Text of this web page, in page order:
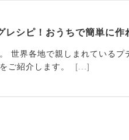
レシピ！おうちで簡単に作
世界各地で親しまれている
ご紹介します。 [...]